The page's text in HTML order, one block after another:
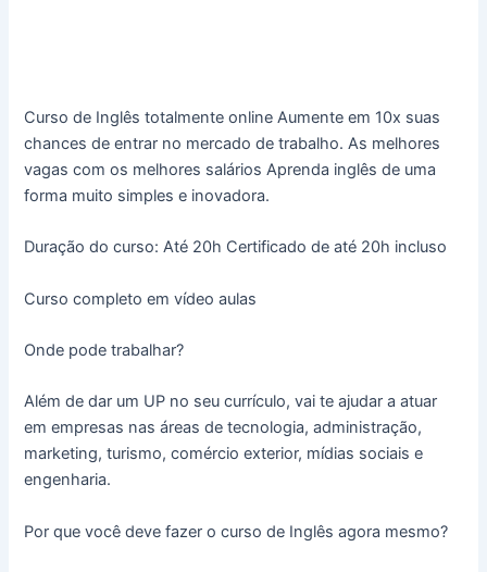
Curso de Inglês totalmente online Aumente em 10x suas
chances de entrar no mercado de trabalho. As melhores
vagas com os melhores salários Aprenda inglês de uma
forma muito simples e inovadora.
Duração do curso: Até 20h Certificado de até 20h incluso
Curso completo em vídeo aulas
Onde pode trabalhar?
Além de dar um UP no seu currículo, vai te ajudar a atuar
em empresas nas áreas de tecnologia, administração,
marketing, turismo, comércio exterior, mídias sociais e
engenharia.
Por que você deve fazer o curso de Inglês agora mesmo?